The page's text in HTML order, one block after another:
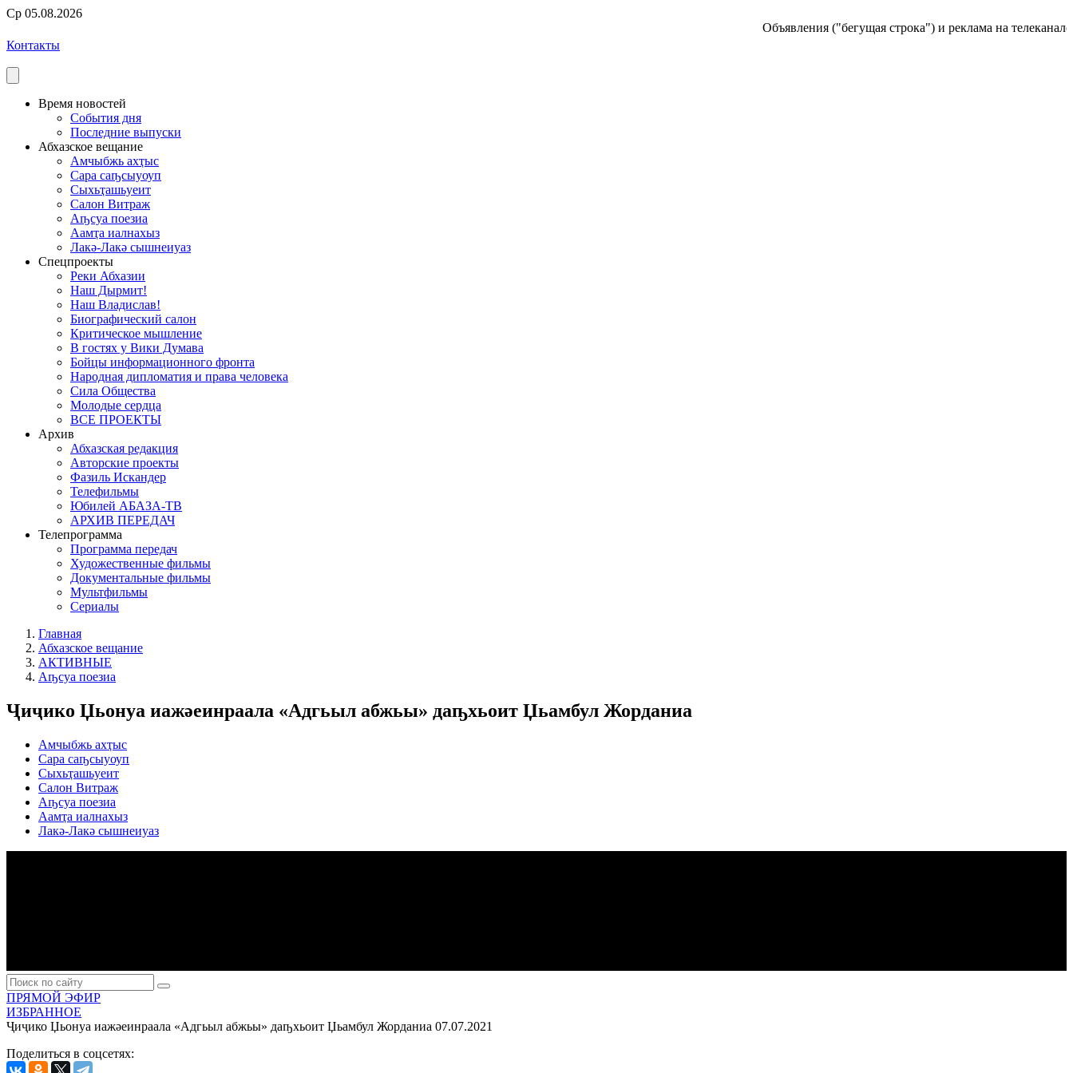
Ср 05.08.2026
Объявления ("бегущая строка") и реклама на телеканале
Контакты
Время новостей
События дня
Последние выпуски
Абхазское вещание
Амчыбжь ахҭыс
Сара саҧсыуоуп
Сыхьҭашьуеит
Салон Витраж
Аҧсуа поезиа
Аамҭа иалнахыз
Лакә-Лакә сышнеиуаз
Спецпроекты
Реки Абхазии
Наш Дырмит!
Наш Владислав!
Биографический салон
Критическое мышление
В гостях у Вики Думава
Бойцы информационного фронта
Народная дипломатия и права человека
Сила Общества
Молодые сердца
ВСЕ ПРОЕКТЫ
Архив
Абхазская редакция
Авторские проекты
Фазиль Искандер
Телефильмы
Юбилей АБАЗА-ТВ
АРХИВ ПЕРЕДАЧ
Телепрограмма
Программа передач
Художественные фильмы
Документальные фильмы
Мультфильмы
Сериалы
Главная
Абхазское вещание
АКТИВНЫЕ
Аҧсуа поезиа
Ҷиҷико Џьонуа иажәеинраала «Адгьыл абжьы» даҧхьоит Џьамбул Жорданиа
Амчыбжь ахҭыс
Сара саҧсыуоуп
Сыхьҭашьуеит
Салон Витраж
Аҧсуа поезиа
Аамҭа иалнахыз
Лакә-Лакә сышнеиуаз
ПРЯМОЙ ЭФИР
ИЗБРАННОЕ
Ҷиҷико Џьонуа иажәеинраала «Адгьыл абжьы» даҧхьоит Џьамбул Жорданиа 07.07.2021
Поделиться в соцсетях: